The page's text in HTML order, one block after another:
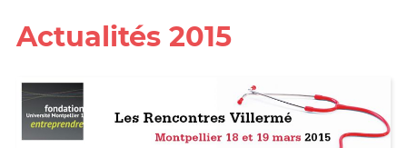
Actualités 2015